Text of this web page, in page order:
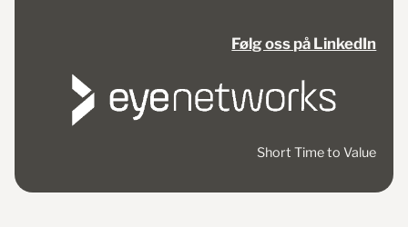
Følg oss på LinkedIn
Short Time to Value